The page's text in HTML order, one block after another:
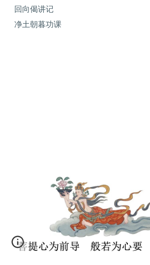
回向偈讲记
净土朝暮功课